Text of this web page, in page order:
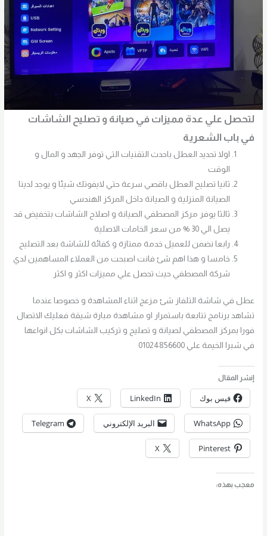
لتحصل علي عدة مميزات في صيانة و تصليح الشاشات
في باب الشعرية
اولا تحديد العطل باحدث التقنيات التي توفر الجهد و المال و
الوقت
ثانيا تصليح العطل باقصي سرعة حتي لايفوتك شيئا و يوجد لدينا
الصيانة المنزلية و الصيانة داخل المركز الهندسي
ثالثا يوفر مركز المصطفي الصيانة و اصلاح الشاشات بتخفيض قد
يصل الي 30 % من سعر الخامات الاصلية
رابعا نضمن للعميل خدمة ممتازة و كفائة للشاشة بعد التصليح
خامسا و هذا اهم شئ فانت اصبحت من العملاء المساهمين لدي
شركة المصطفي حيث تحصل علي مميزات اكثر و اكثر
عطل في شاشة التلفاز شئ مزعج اثناء المشاهدة و خصوصا عندما
تشاهد برنامج تتابعة باستمرار او مشاهدة مبارة شيقة فعليك الاتصال
فورا بمركز المصطفي لصيانة و تصليح و تركيب الشاشات بكل انواعها
في شبرا الخيمة علي 01024856600
إنشر المقال
فيس بوك LinkedIn
X
WhatsApp البريد الإلكتروني Telegram
Pinterest
X
معجب بهذه: